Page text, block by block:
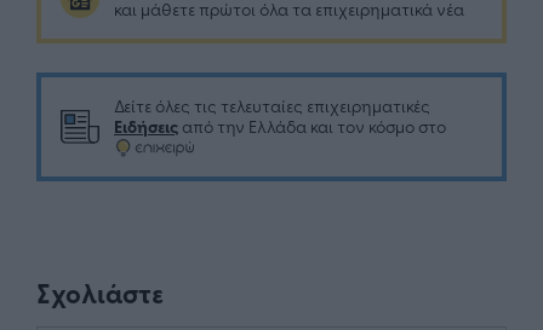
και μάθετε πρώτοι όλα τα επιχειρηματικά νέα
Δείτε όλες τις τελευταίες επιχειρηματικές
Ειδήσεις από την Ελλάδα και τον κόσμο στο
Σχολιάστε